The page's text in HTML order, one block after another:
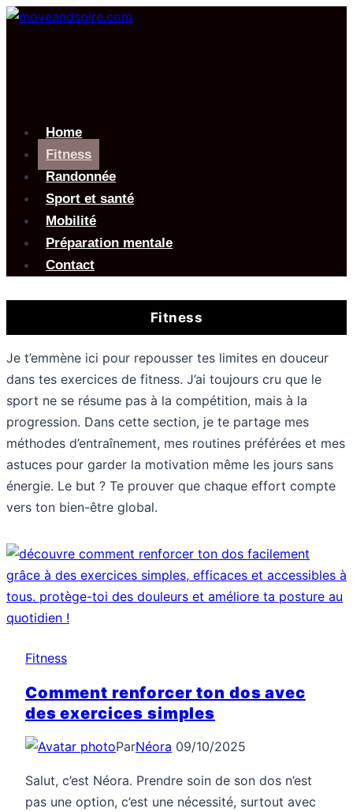
Aller
Home
Fitness
Randonnée
Sport et santé
Mobilité
Préparation mentale
Contact
Fitness
Je t’emmène ici pour repousser tes limites en douceur
dans tes exercices de fitness. J’ai toujours cru que le
sport ne se résume pas à la compétition, mais à la
progression. Dans cette section, je te partage mes
méthodes d’entraînement, mes routines préférées et mes
astuces pour garder la motivation même les jours sans
énergie. Le but ? Te prouver que chaque effort compte
vers ton bien-être global.
Fitness
Comment renforcer ton dos avec
des exercices simples
ParNéora 09/10/2025
Salut, c’est Néora. Prendre soin de son dos n’est
pas une option, c’est une nécessité, surtout avec